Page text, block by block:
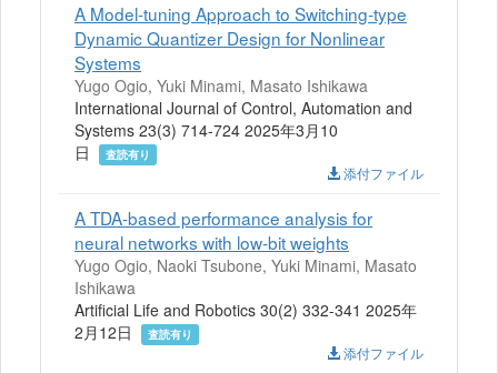
A Model-tuning Approach to Switching-type
Dynamic Quantizer Design for Nonlinear
Systems
Yugo Ogio, Yuki Minami, Masato Ishikawa
International Journal of Control, Automation and
Systems 23(3) 714-724 2025年3月10
日
査読有り
添付ファイル
A TDA-based performance analysis for
neural networks with low-bit weights
Yugo Ogio, Naoki Tsubone, Yuki Minami, Masato
Ishikawa
Artificial Life and Robotics 30(2) 332-341 2025年
2月12日
査読有り
添付ファイル